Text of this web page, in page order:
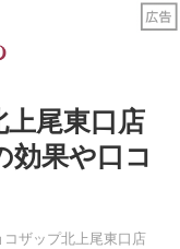
上尾東口店
効果や口コ
コザップ北上尾東口店